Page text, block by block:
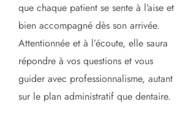
que chaque patient se sente à l’aise et
bien accompagné dès son arrivée.
Attentionnée et à l’écoute, elle saura
répondre à vos questions et vous
guider avec professionnalisme, autant
sur le plan administratif que dentaire.